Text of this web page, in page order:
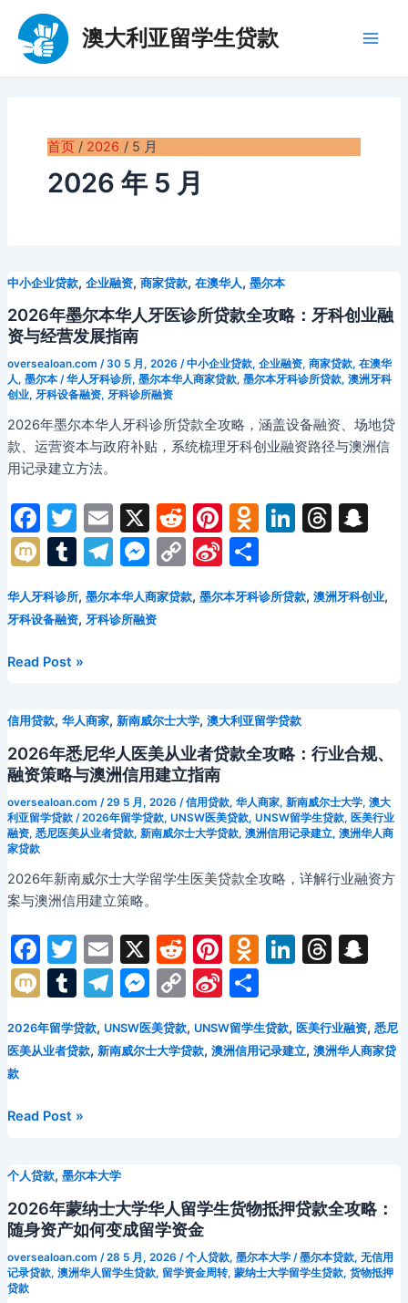
澳大利亚留学生贷款
首页 2026 5 月
2026 年 5 月
中小企业贷款, 企业融资, 商家贷款, 在澳华人 , 墨尔本
2026年墨尔本华人牙医诊所贷款全攻略：牙科创业融
资与经营发展指南
oversealoan.com /30 5 月, 2026 /中小企业贷款, 企业融资, 商家贷款, 在澳华
人, 墨尔本/华人牙科诊所, 墨尔本华人商家贷款, 墨尔本牙科诊所贷款, 澳洲牙科
创业, 牙科设备融资, 牙科诊所融资
2026年墨尔本华人牙科诊所贷款全攻略，涵盖设备融资、场地贷
款、运营资本与政府补贴，系统梳理牙科创业融资路径与澳洲信
用记录建立方法。
F
a
c
e
b
o
k
T
w
itt
er
E
m
ai
l
X R
e
d
di
Pi
nt
er
e
O
d
n
o
s
ni
Li
e
T
a
S
p
M
i
T
m
bl
r
T
e
M
s
g
er
C
p
k
Si
a
o
分
华人牙科诊所, 墨尔本华人商家贷款, 墨尔本牙科诊所贷款, 澳洲牙科创业,
牙科设备融资, 牙科诊所融资
2026
尔
本
华
牙
医
诊
所
贷
全
攻
略：
科
创
业
资
营
发
展
指
南
Read Post »
信用贷款, 华人商家, 新南威尔士大学, 澳大利亚留学贷款
2026年悉尼华人医美从业者贷款全攻略：行业合规、
融资策略与澳洲信用建立指南
oversealoan.com /29 5 月, 2026 /信用贷款, 华人商家, 新南威尔士大学, 澳大
利亚留学贷款/2026年留学贷款, UNSW医美贷款, UNSW留学生贷款, 医美行业
融资, 悉尼医美从业者贷款, 新南威尔士大学贷款, 澳洲信用记录建立, 澳洲华人商
家贷款
2026年新南威尔士大学留学生医美贷款全攻略，详解行业融资方
案与澳洲信用建立策略。
F
a
c
e
b
o
T
w
itt
er
E
m
ai
l
X R
e
d
di
t
Pi
nt
er
e
st
O
d
n
o
kl
ki
Li
e
dI
T
a
d
S
p
c
M
i
T
u
m
T
e
M
e
s
C
p
Si
a
分
享
2026年留学贷款, UNSW医美贷款, UNSW留学生贷款, 医美行业融资, 悉尼
医美从业者贷款, 新南威尔士大学贷款, 澳洲信用记录建立, 澳洲华人商家贷
款
2026
尼
华
人
美
从
Read Post »
个人贷款, 墨尔本大学
2026年蒙纳士大学华人留学生货物抵押贷款全攻略：
随身资产如何变成留学资金
oversealoan.com /28 5 月, 2026 /个人贷款, 墨尔本大学/墨尔本贷款, 无信用
记录贷款, 澳洲华人留学生贷款, 留学资金周转, 蒙纳士大学留学生贷款, 货物抵押
贷款